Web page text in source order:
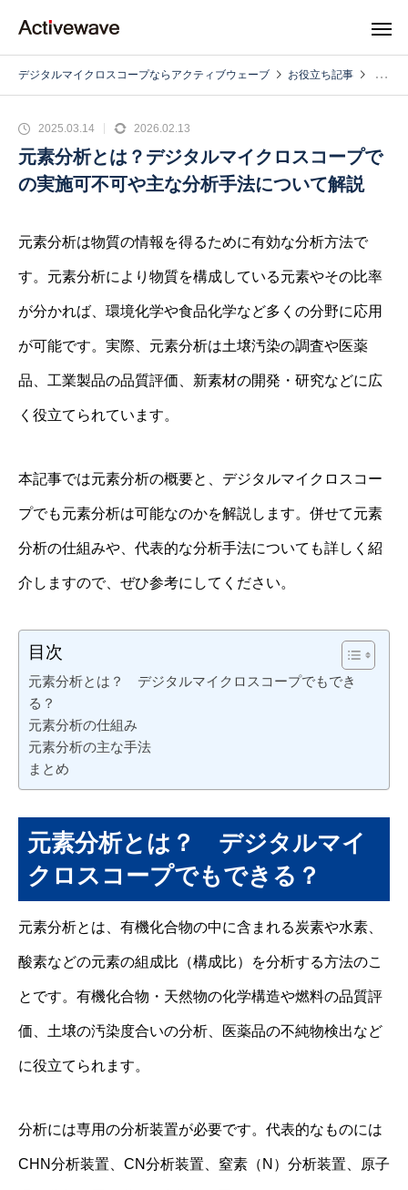
デジタルマイクロスコープならアクティブウェーブ お役立ち記事
2025.03.14 2026.02.13
元素分析とは？デジタルマイクロスコープで
の実施可不可や主な分析手法について解説
元素分析は物質の情報を得るために有効な分析方法で
す。元素分析により物質を構成している元素やその比率
が分かれば、環境化学や食品化学など多くの分野に応用
が可能です。実際、元素分析は土壌汚染の調査や医薬
品、工業製品の品質評価、新素材の開発・研究などに広
く役立てられています。
本記事では元素分析の概要と、デジタルマイクロスコー
プでも元素分析は可能なのかを解説します。併せて元素
分析の仕組みや、代表的な分析手法についても詳しく紹
介しますので、ぜひ参考にしてください。
目次
元素分析とは？ デジタルマイクロスコープでもでき
る？
元素分析の仕組み
元素分析の主な手法
まとめ
元素分析とは？ デジタルマイ
クロスコープでもできる？
元素分析とは、有機化合物の中に含まれる炭素や水素、
酸素などの元素の組成比（構成比）を分析する方法のこ
とです。有機化合物・天然物の化学構造や燃料の品質評
価、土壌の汚染度合いの分析、医薬品の不純物検出など
に役立てられます。
分析には専用の分析装置が必要です。代表的なものには
CHN分析装置、CN分析装置、窒素（N）分析装置、原子